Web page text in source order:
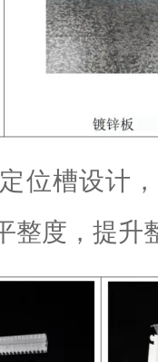
定位槽设计
整度，提升